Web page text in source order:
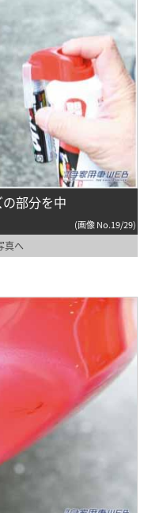
部分を中
(画像 No.19/29)
真へ